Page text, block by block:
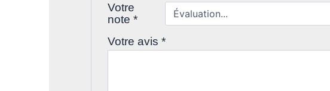
Votre
note *
Votre avis *